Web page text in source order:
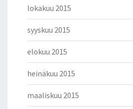
lokakuu 2015
syyskuu 2015
elokuu 2015
heinäkuu 2015
maaliskuu 2015